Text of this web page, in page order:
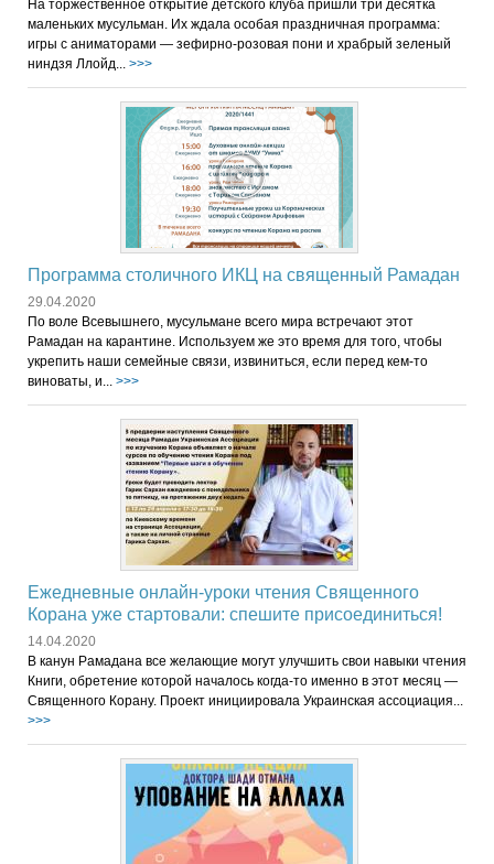
На торжественное открытие детского клуба пришли три десятка
маленьких мусульман. Их ждала особая праздничная программа:
игры с аниматорами — зефирно-розовая пони и храбрый зеленый
ниндзя Ллойд... >>>
Программа столичного ИКЦ на священный Рамадан
29.04.2020
По воле Всевышнего, мусульмане всего мира встречают этот
Рамадан на карантине. Используем же это время для того, чтобы
укрепить наши семейные связи, извиниться, если перед кем-то
виноваты, и... >>>
Ежедневные онлайн-уроки чтения Священного
Корана уже стартовали: спешите присоединиться!
14.04.2020
В канун Рамадана все желающие могут улучшить свои навыки чтения
Книги, обретение которой началось когда-то именно в этот месяц —
Священного Корану. Проект инициировала Украинская ассоциация...
>>>